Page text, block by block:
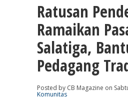
Ratusan
Ramaikan
Salatiga,
Pedagang
Posted by CB Magazine on
Komunitas